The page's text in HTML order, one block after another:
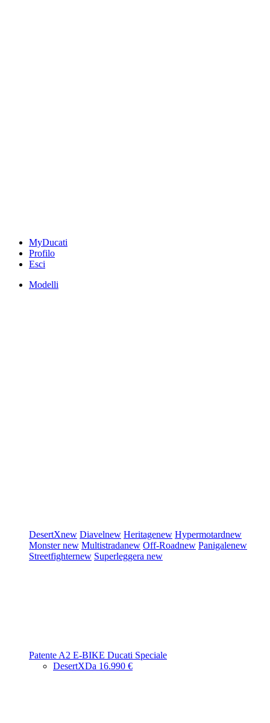
MyDucati
Profilo
Esci
Modelli
DesertXnew Diavelnew Heritagenew Hypermotardnew
Monsternew Multistradanew Off-Roadnew Panigalenew
Streetfighternew Superleggera new
Patente A2 E-BIKE Ducati Speciale
DesertXDa 16.990 €